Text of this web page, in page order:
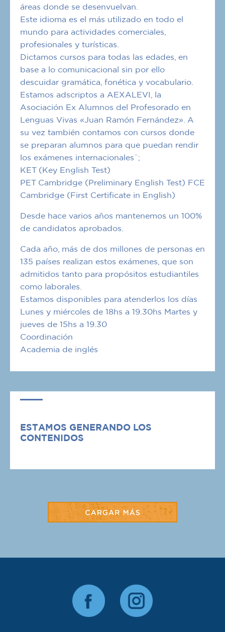
áreas donde se desenvuelvan.
Este idioma es el más utilizado en todo el
mundo para actividades comerciales,
profesionales y turísticas.
Dictamos cursos para todas las edades, en
base a lo comunicacional sin por ello
descuidar gramática, fonética y vocabulario.
Estamos adscriptos a AEXALEVI, la
Asociación Ex Alumnos del Profesorado en
Lenguas Vivas «Juan Ramón Fernández». A
su vez también contamos con cursos donde
se preparan alumnos para que puedan rendir
los exámenes internacionales¨;
KET (Key English Test)
PET Cambridge (Preliminary English Test) FCE
Cambridge (First Certificate in English)
Desde hace varios años mantenemos un 100%
de candidatos aprobados.
Cada año, más de dos millones de personas en
135 países realizan estos exámenes, que son
admitidos tanto para propósitos estudiantiles
como laborales.
Estamos disponibles para atenderlos los días
Lunes y miércoles de 18hs a 19.30hs Martes y
jueves de 15hs a 19.30
Coordinación
Academia de inglés
ESTAMOS GENERANDO LOS
CONTENIDOS